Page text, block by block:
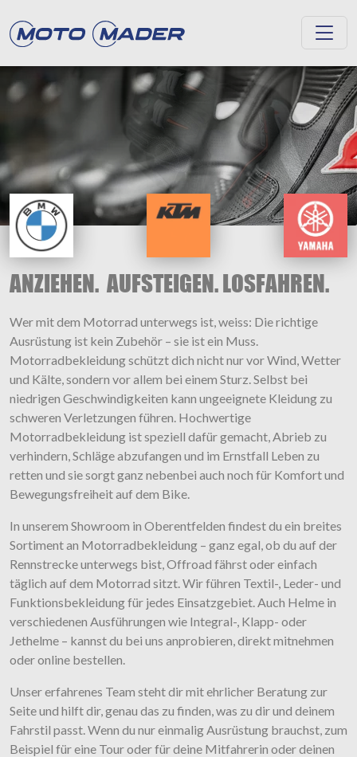
ANZIEHEN. AUFSTEIGEN. LOSFAHREN.
Wer mit dem Motorrad unterwegs ist, weiss: Die richtige
Ausrüstung ist kein Zubehör – sie ist ein Muss.
Motorradbekleidung schützt dich nicht nur vor Wind, Wetter
und Kälte, sondern vor allem bei einem Sturz. Selbst bei
niedrigen Geschwindigkeiten kann ungeeignete Kleidung zu
schweren Verletzungen führen. Hochwertige
Motorradbekleidung ist speziell dafür gemacht, Abrieb zu
verhindern, Schläge abzufangen und im Ernstfall Leben zu
retten und sie sorgt ganz nebenbei auch noch für Komfort und
Bewegungsfreiheit auf dem Bike.
In unserem Showroom in Oberentfelden findest du ein breites
Sortiment an Motorradbekleidung – ganz egal, ob du auf der
Rennstrecke unterwegs bist, Offroad fährst oder einfach
täglich auf dem Motorrad sitzt. Wir führen Textil-, Leder- und
Funktionsbekleidung für jedes Einsatzgebiet. Auch Helme in
verschiedenen Ausführungen wie Integral-, Klapp- oder
Jethelme – kannst du bei uns anprobieren, direkt mitnehmen
oder online bestellen.
Unser erfahrenes Team steht dir mit ehrlicher Beratung zur
Seite und hilft dir, genau das zu finden, was zu dir und deinem
Fahrstil passt. Wenn du nur einmalig Ausrüstung brauchst, zum
Beispiel für eine Tour oder für deine Mitfahrerin oder deinen